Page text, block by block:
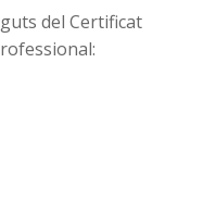
del Certificat